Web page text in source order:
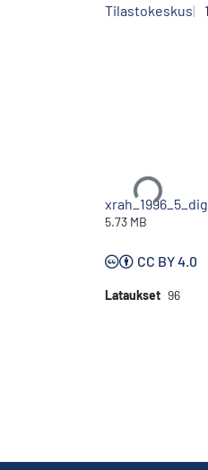
Tilastokeskus
Ladataan...
5.73 MB
CC BY 4.0
Lataukset 96